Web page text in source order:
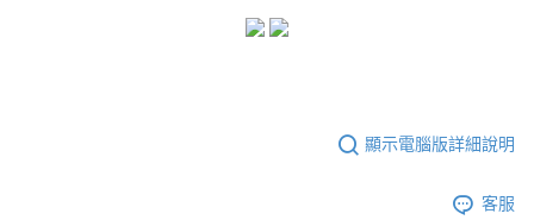
顯示電腦版詳細說明
客服